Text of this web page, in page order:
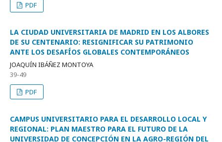
PDF
LA CIUDAD UNIVERSITARIA DE MADRID EN LOS ALBORES
DE SU CENTENARIO: RESIGNIFICAR SU PATRIMONIO
ANTE LOS DESAFÍOS GLOBALES CONTEMPORÁNEOS
JOAQUÍN IBÁÑEZ MONTOYA
39-49
PDF
CAMPUS UNIVERSITARIO PARA EL DESARROLLO LOCAL Y
REGIONAL: PLAN MAESTRO PARA EL FUTURO DE LA
UNIVERSIDAD DE CONCEPCIÓN EN LA AGRO-REGIÓN DEL